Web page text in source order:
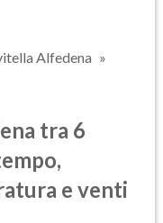
Alfedena
tra 6
e venti